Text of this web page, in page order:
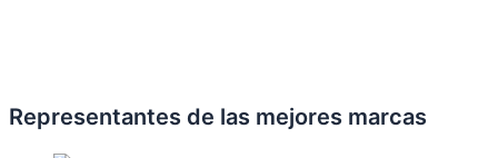
Representantes de las mejores marcas